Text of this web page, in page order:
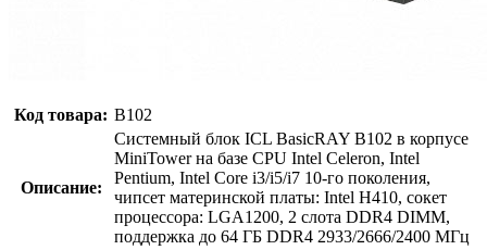
Код товара: B102
Описание:
Системный блок ICL BasicRAY B102 в корпусе
MiniTower на базе CPU Intel Celeron, Intel
Pentium, Intel Core i3/i5/i7 10-го поколения,
чипсет материнской платы: Intel H410, сокет
процессора: LGA1200, 2 слота DDR4 DIMM,
поддержка до 64 ГБ DDR4 2933/2666/2400 МГц